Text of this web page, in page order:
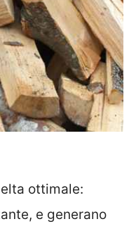
ottimale:
e generano